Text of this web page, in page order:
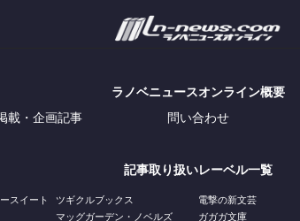
ラノベニュースオンライン概要
載・企画記事 問い合わせ
記事取り扱いレーベル一覧
スイート
ツギクルブックス
マッグガーデン・ノベルズ
電撃の新文芸
ガガガ文庫